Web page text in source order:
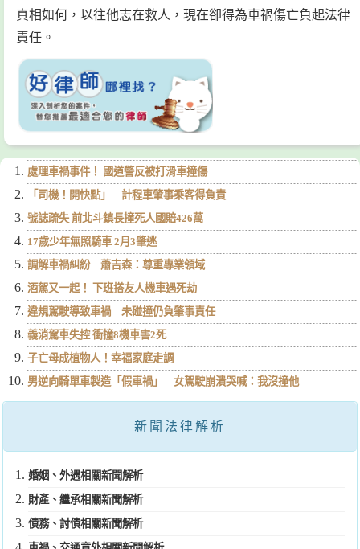
處理車禍事件！ 國道警反被打滑車撞傷
「司機！開快點」 計程車肇事乘客得負責
號誌疏失 前北斗鎮長撞死人國賠426萬
17歲少年無照騎車 2月3肇逃
調解車禍糾紛 蕭吉森：尊重專業領域
酒駕又一起！ 下班搭友人機車遇死劫
違規駕駛導致車禍 未碰撞仍負肇事責任
義消駕車失控 衝撞8機車害2死
子亡母成植物人！幸福家庭走調
男逆向騎單車製造「假車禍」 女駕駛崩潰哭喊：我沒撞他
新聞法律解析
婚姻、外遇相關新聞解析
財產、繼承相關新聞解析
債務、討債相關新聞解析
真相如何，以往他志在救人，現在卻得為車禍傷亡負起法律
責任。